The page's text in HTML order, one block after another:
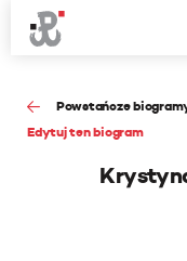
Powstańcze
Edytuj ten biogram